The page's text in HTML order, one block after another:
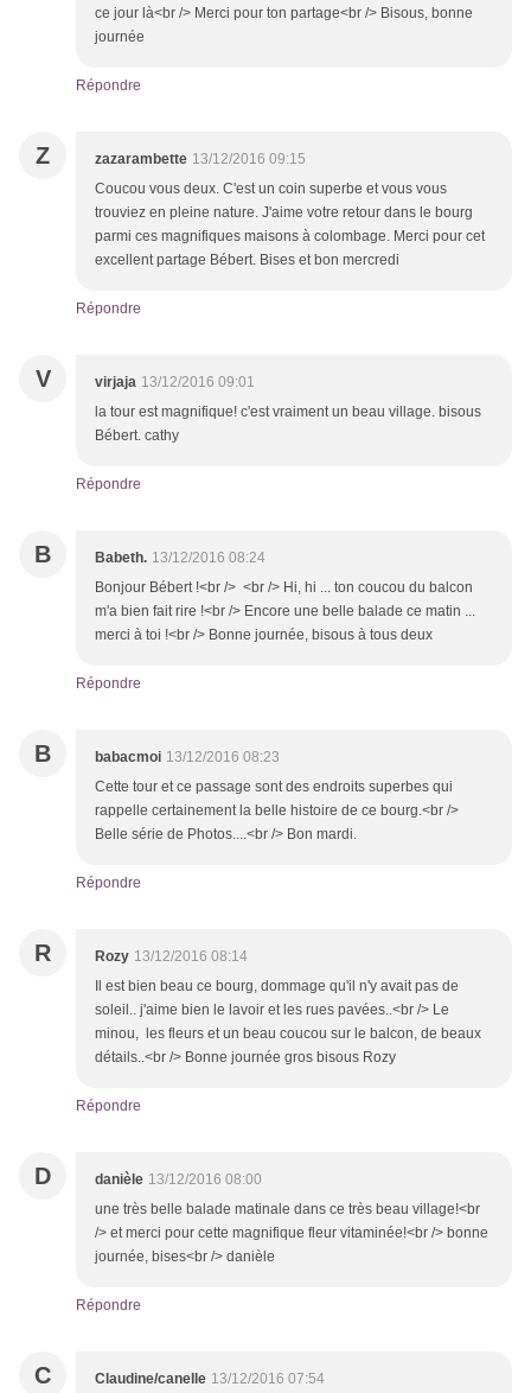
ce jour là<br /> Merci pour ton partage<br /> Bisous, bonne
journée
Répondre
Z zazarambette 13/12/2016 09:15
Coucou vous deux. C'est un coin superbe et vous vous
trouviez en pleine nature. J'aime votre retour dans le bourg
parmi ces magnifiques maisons à colombage. Merci pour cet
excellent partage Bébert. Bises et bon mercredi
Répondre
V virjaja 13/12/2016 09:01
la tour est magnifique! c'est vraiment un beau village. bisous
Bébert. cathy
Répondre
B Babeth. 13/12/2016 08:24
Bonjour Bébert !<br /> <br /> Hi, hi ... ton coucou du balcon
m'a bien fait rire !<br /> Encore une belle balade ce matin ...
merci à toi !<br /> Bonne journée, bisous à tous deux
Répondre
B babacmoi 13/12/2016 08:23
Cette tour et ce passage sont des endroits superbes qui
rappelle certainement la belle histoire de ce bourg.<br />
Belle série de Photos....<br /> Bon mardi.
Répondre
R Rozy 13/12/2016 08:14
Il est bien beau ce bourg, dommage qu'il n'y avait pas de
soleil.. j'aime bien le lavoir et les rues pavées..<br /> Le
minou, les fleurs et un beau coucou sur le balcon, de beaux
détails..<br /> Bonne journée gros bisous Rozy
Répondre
D danièle 13/12/2016 08:00
une très belle balade matinale dans ce très beau village!<br
/> et merci pour cette magnifique fleur vitaminée!<br /> bonne
journée, bises<br /> danièle
Répondre
C Claudine/canelle 13/12/2016 07:54